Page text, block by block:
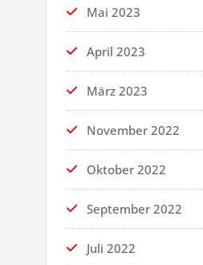
Mai 2023
April 2023
März 2023
November 2022
Oktober 2022
September 2022
Juli 2022